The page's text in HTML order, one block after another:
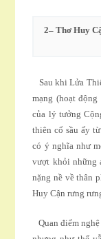
2– Thơ Huy
Sau khi Lửa
mạng (hoạt
của lý tưởng
thiên cổ sầu ấy
có ý nghĩa như
vượt khỏi những
nặng nề về thân
Huy Cận rưng
Quan điểm